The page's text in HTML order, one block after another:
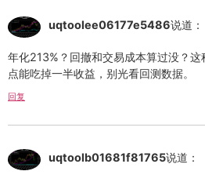
uqtoolee06177e5486说道：
年化213%？回撤和交易成本算过没？
点能吃掉一半收益，别光看回测数据。
回复
uqtoolb01681f81765说道：